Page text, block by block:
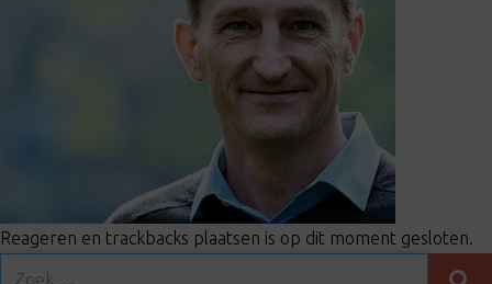
Reageren en trackbacks plaatsen is op dit moment gesloten.